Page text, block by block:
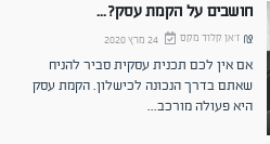
חושבים על הקמת עסק?...
ז'אן קלוד מקס 24 מרץ 2020
אם אין לכם תכנית עסקית סביר להניח
שאתם בדרך הנכונה לכישלון. הקמת עסק
היא פעולה מורכב...